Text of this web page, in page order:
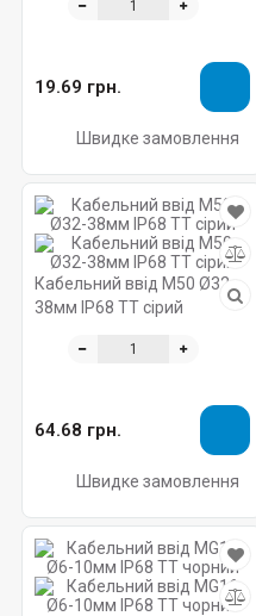
19.69 грн.
Швидке замовлення
Кабельний ввід M50 Ø32-
38мм IP68 TT сірий
64.68 грн.
Швидке замовлення